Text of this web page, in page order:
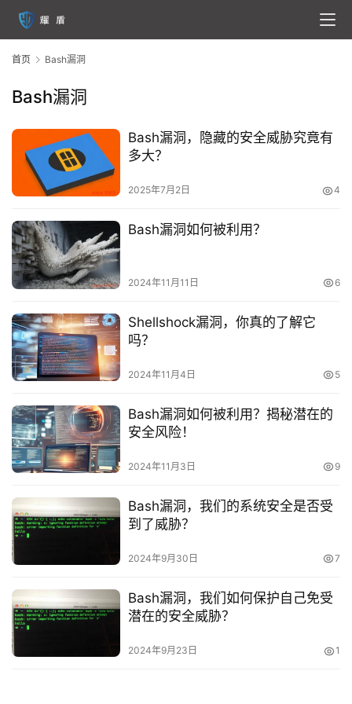
页
云
务
虚
主
机
技
术
程
C
D
服
务
站
运
维
络
安
首页 Bash漏洞
Bash漏洞
Bash漏洞，隐藏的安全威胁究竟有
多大？
2025年7月2日 4
Bash漏洞如何被利用？
2024年11月11日 6
Shellshock漏洞，你真的了解它
吗？
2024年11月4日 5
Bash漏洞如何被利用？揭秘潜在的
安全风险！
2024年11月3日 9
Bash漏洞，我们的系统安全是否受
到了威胁？
2024年9月30日 7
Bash漏洞，我们如何保护自己免受
潜在的安全威胁？
2024年9月23日 1